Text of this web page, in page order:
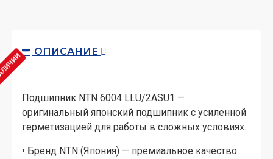
ОПИСАНИЕ
Подшипник NTN 6004 LLU/2ASU1 —
оригинальный японский подшипник с усиленной
герметизацией для работы в сложных условиях.
• Бренд NTN (Япония) — премиальное качество